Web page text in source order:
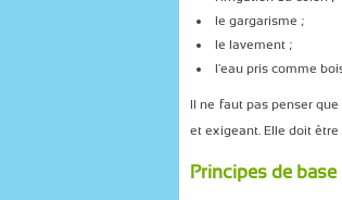
le gargarisme ;
le lavement ;
l'eau pris comme
Il ne faut pas penser
et exigeant. Elle doit
Principes de base